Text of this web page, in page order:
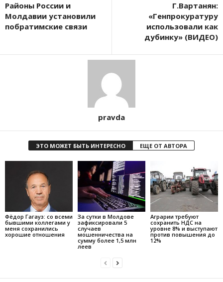
Районы России и
Молдавии установили
побратимские связи
Г.Вартанян:
«Генпрокуратуру
использовали как
дубинку» (ВИДЕО)
pravda
ЭТО МОЖЕТ БЫТЬ ИНТЕРЕСНО ЕЩЕ ОТ АВТОРА
Фёдор Гагауз: со всеми
бывшими коллегами у
меня сохранились
хорошие отношения
За сутки в Молдове
зафиксировали 5
случаев
мошенничества на
сумму более 1,5 млн
леев
Аграрии требуют
сохранить НДС на
уровне 8% и выступают
против повышения до
12%